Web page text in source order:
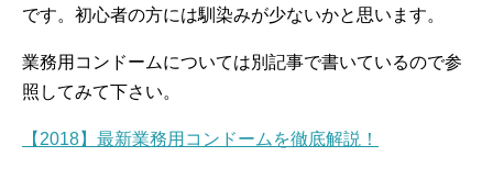
です。初心者の方には馴染みが少ないかと思います。
業務用コンドームについては別記事で書いているので参
照してみて下さい。
【2018】最新業務用コンドームを徹底解説！